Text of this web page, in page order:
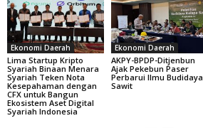
Ekonomi Daerah
Lima Startup Kripto
Syariah Binaan Menara
Syariah Teken Nota
Kesepahaman dengan
CFX untuk Bangun
Ekosistem Aset Digital
Syariah Indonesia
Ekonomi Daerah
AKPY-BPDP-Ditjenbun
Ajak Pekebun Paser
Perbarui Ilmu Budidaya
Sawit